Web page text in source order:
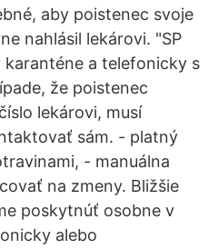
aby poistenec svoje
nahlásil lekárovi. "SP
a telefonicky s
že poistenec
lekárovi, musí
sám. - platný
- manuálna
na zmeny. Bližšie
poskytnúť osobne v
alebo